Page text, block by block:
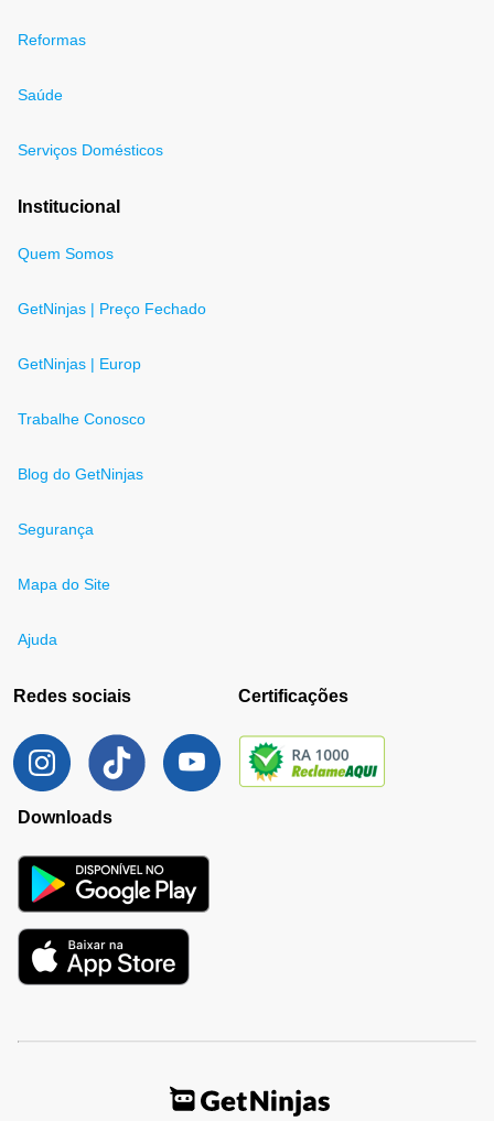
Reformas
Saúde
Serviços Domésticos
Institucional
Quem Somos
GetNinjas | Preço Fechado
GetNinjas | Europ
Trabalhe Conosco
Blog do GetNinjas
Segurança
Mapa do Site
Ajuda
Redes sociais Certificações
Downloads